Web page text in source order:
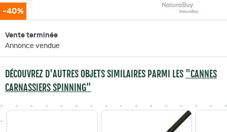
-40%
Vente terminée
Annonce vendue
DÉCOUVREZ D'AUTRES OBJETS SIMILAIRES PARMI LES "CANNES
CARNASSIERS SPINNING"